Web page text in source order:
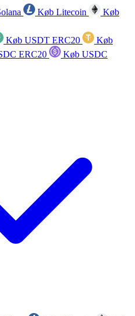
Køb Litecoin
Køb
Køb USDT ERC20
Køb
ERC20
Køb USDC